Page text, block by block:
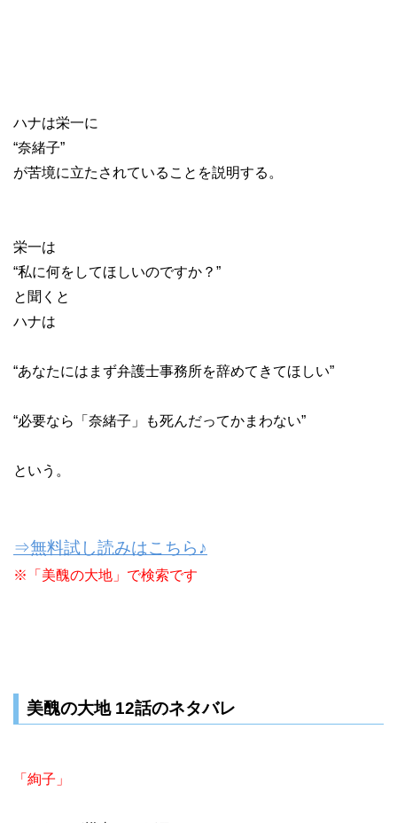
ハナは栄一に
“奈緒子”
が苦境に立たされていることを説明する。
栄一は
“私に何をしてほしいのですか？”
と聞くと
ハナは
“あなたにはまず弁護士事務所を辞めてきてほしい”
“必要なら「奈緒子」も死んだってかまわない”
という。
⇒無料試し読みはこちら♪
※「美醜の大地」で検索です
美醜の大地 12話のネタバレ
「絢子」